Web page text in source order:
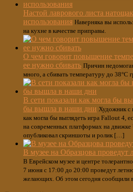
Настой лаврового листа
использования Наверняка вы
на кухне в качестве приправы.
О чем говорит повышение
ее нужно сбивать Причин
много, а сбивать температуру до 38°С
В сети показали как могла бы
бы вышла в наши дни Художник с
как могла бы выглядеть игра Fallout 4,
на современных платформах на
опубликовал скриншоты и ролик […]
В музее на Образцова проведут
В Еврейском музее и центре
7 июня с 17:00 до 20:00 проведут
желающих. Об этом сегодня сообщили